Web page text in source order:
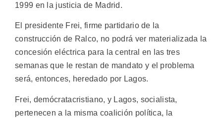
1999 en la justicia de Madrid.
El presidente Frei, firme partidario de la
construcción de Ralco, no podrá ver materializada la
concesión eléctrica para la central en las tres
semanas que le restan de mandato y el problema
será, entonces, heredado por Lagos.
Frei, demócratacristiano, y Lagos, socialista,
pertenecen a la misma coalición política, la